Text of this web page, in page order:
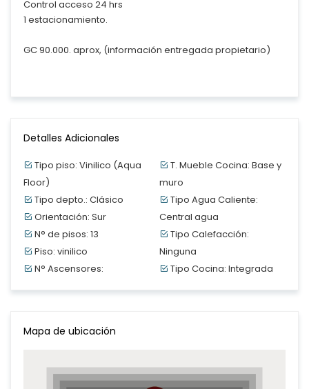
Control acceso 24 hrs
1 estacionamiento.
GC 90.000. aprox, (información entregada propietario)
Detalles Adicionales
Tipo piso: Vinilico (Aqua
Floor)
Tipo depto.: Clásico
Orientación: Sur
N° de pisos: 13
Piso: vinilico
N° Ascensores:
T. Mueble Cocina: Base y
muro
Tipo Agua Caliente:
Central agua
Tipo Calefacción:
Ninguna
Tipo Cocina: Integrada
Mapa de ubicación